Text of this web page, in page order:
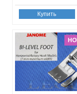
Купить